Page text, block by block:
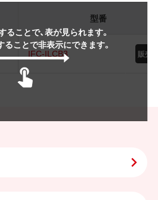
ことで、表が見られます。
ことで非表示にできます。
型番
IFC-ILCB3